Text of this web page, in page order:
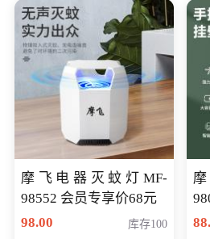
摩飞电器灭蚊灯MF-
98552 会员专享价68元
98.00
库存100